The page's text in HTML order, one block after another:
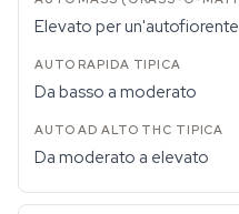
Elevato per un'autofiorente
Da basso a moderato
Da moderato a elevato